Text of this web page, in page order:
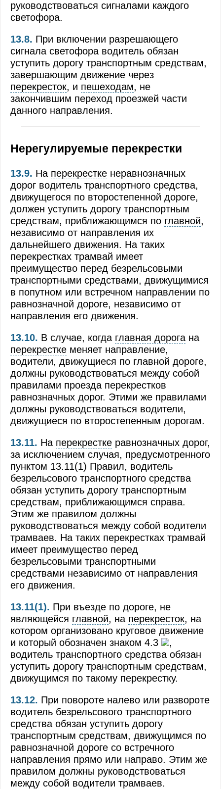
руководствоваться сигналами каждого
светофора.
13.8. При включении разрешающего
сигнала светофора водитель обязан
уступить дорогу транспортным средствам,
завершающим движение через
перекресток, и пешеходам, не
закончившим переход проезжей части
данного направления.
Нерегулируемые перекрестки
13.9. На перекрестке неравнозначных
дорог водитель транспортного средства,
движущегося по второстепенной дороге,
должен уступить дорогу транспортным
средствам, приближающимся по главной,
независимо от направления их
дальнейшего движения. На таких
перекрестках трамвай имеет
преимущество перед безрельсовыми
транспортными средствами, движущимися
в попутном или встречном направлении по
равнозначной дороге, независимо от
направления его движения.
13.10. В случае, когда главная дорога на
перекрестке меняет направление,
водители, движущиеся по главной дороге,
должны руководствоваться между собой
правилами проезда перекрестков
равнозначных дорог. Этими же правилами
должны руководствоваться водители,
движущиеся по второстепенным дорогам.
13.11. На перекрестке равнозначных дорог,
за исключением случая, предусмотренного
пунктом 13.11(1) Правил, водитель
безрельсового транспортного средства
обязан уступить дорогу транспортным
средствам, приближающимся справа.
Этим же правилом должны
руководствоваться между собой водители
трамваев. На таких перекрестках трамвай
имеет преимущество перед
безрельсовыми транспортными
средствами независимо от направления
его движения.
13.11(1). При въезде по дороге, не
являющейся главной, на перекресток, на
котором организовано круговое движение
и который обозначен знаком 4.3
,
водитель транспортного средства обязан
уступить дорогу транспортным средствам,
движущимся по такому перекрестку.
13.12. При повороте налево или развороте
водитель безрельсового транспортного
средства обязан уступить дорогу
транспортным средствам, движущимся по
равнозначной дороге со встречного
направления прямо или направо. Этим же
правилом должны руководствоваться
между собой водители трамваев.